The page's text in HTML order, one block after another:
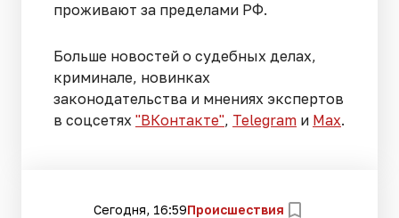
проживают за пределами РФ.
Больше новостей о судебных делах,
криминале, новинках
законодательства и мнениях экспертов
в соцсетях "ВКонтакте", Telegram и Max.
Сегодня, 16:59Происшествия